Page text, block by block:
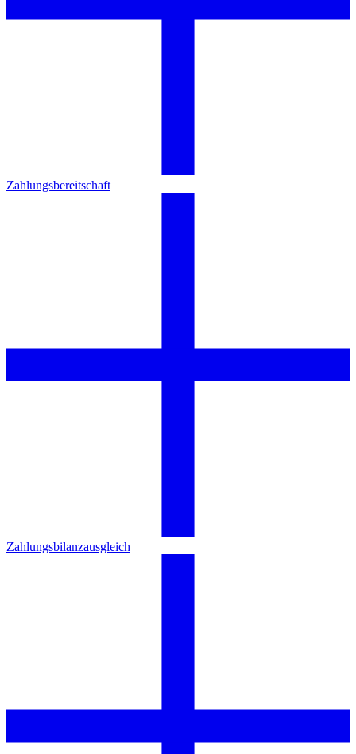
Zahlungsbereitschaft
Zahlungsbilanzausgleich